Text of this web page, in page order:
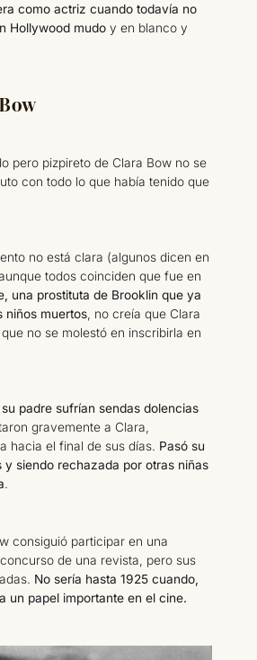
como actriz cuando todavía no
Hollywood mudo y en blanco y
pero pizpireto de Clara Bow no se
con todo lo que había tenido que
no está clara (algunos dicen en
todos coinciden que fue en
una prostituta de Brooklin que ya
niños muertos, no creía que Clara
no se molestó en inscribirla en
padre sufrían sendas dolencias
gravemente a Clara,
hacia el final de sus días. Pasó su
y siendo rechazada por otras niñas
.
consiguió participar en una
de una revista, pero sus
No sería hasta 1925 cuando,
un papel importante en el cine.